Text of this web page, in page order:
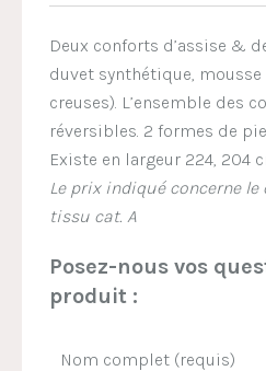
Deux conforts d’assise &
duvet synthétique,
creuses). L’ensemble des
réversibles. 2 formes de
Existe en largeur 224, 204
Le prix indiqué concerne le
tissu cat. A
Posez-nous vos
produit :
Nom complet (requis)